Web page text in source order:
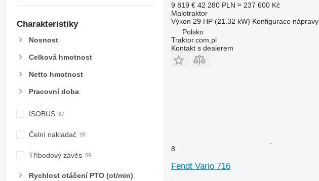
Charakteristiky
Nosnost
Celková hmotnost
Netto hmotnost
Pracovní doba
ISOBUS
Čelní nakladač
Tříbodový závěs
Rychlost otáčení PTO (ot/min)
9 819 € 42 280 PLN ≈ 237 600 Kč
Malotraktor
Výkon 29 HP (21.32 kW) Konfigurace nápravy
Polsko
Traktor.com.pl
Kontakt s dealerem
8
Fendt Vario 716